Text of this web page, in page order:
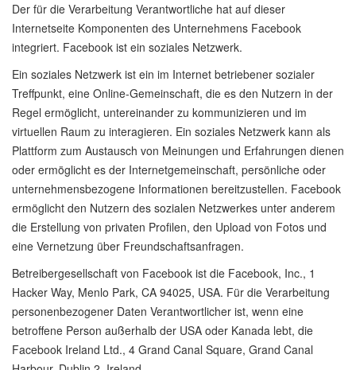
Der für die Verarbeitung Verantwortliche hat auf dieser
Internetseite Komponenten des Unternehmens Facebook
integriert. Facebook ist ein soziales Netzwerk.
Ein soziales Netzwerk ist ein im Internet betriebener sozialer
Treffpunkt, eine Online-Gemeinschaft, die es den Nutzern in der
Regel ermöglicht, untereinander zu kommunizieren und im
virtuellen Raum zu interagieren. Ein soziales Netzwerk kann als
Plattform zum Austausch von Meinungen und Erfahrungen dienen
oder ermöglicht es der Internetgemeinschaft, persönliche oder
unternehmensbezogene Informationen bereitzustellen. Facebook
ermöglicht den Nutzern des sozialen Netzwerkes unter anderem
die Erstellung von privaten Profilen, den Upload von Fotos und
eine Vernetzung über Freundschaftsanfragen.
Betreibergesellschaft von Facebook ist die Facebook, Inc., 1
Hacker Way, Menlo Park, CA 94025, USA. Für die Verarbeitung
personenbezogener Daten Verantwortlicher ist, wenn eine
betroffene Person außerhalb der USA oder Kanada lebt, die
Facebook Ireland Ltd., 4 Grand Canal Square, Grand Canal